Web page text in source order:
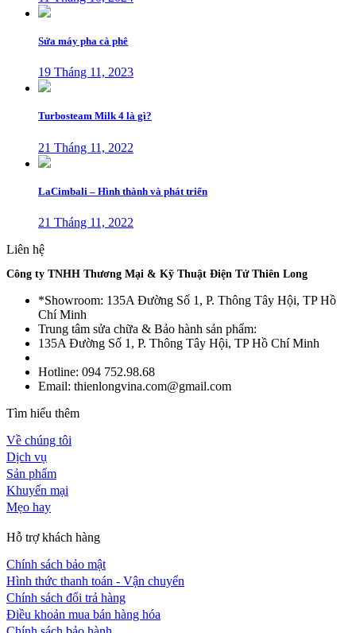
Sửa máy pha cà phê
19 Tháng 11, 2023
Turbosteam Milk 4 là gì?
21 Tháng 11, 2022
LaCimbali – Hình thành và phát triển
21 Tháng 11, 2022
Liên hệ
Công ty TNHH Thương Mại & Kỹ Thuật Điện Tử Thiên Long
*Showroom: 135A Đường Số 1, P. Thông Tây Hội, TP Hồ
Chí Minh
Trung tâm sửa chữa & Bảo hành sản phẩm:
135A Đường Số 1, P. Thông Tây Hội, TP Hồ Chí Minh
Hotline: 094 752.98.68
Email: thienlongvina.com@gmail.com
Tìm hiểu thêm
Về chúng tôi
Dịch vụ
Sản phẩm
Khuyến mại
Mẹo hay
Hỗ trợ khách hàng
Chính sách bảo mật
Hình thức thanh toán - Vận chuyển
Chính sách đổi trả hàng
Điều khoản mua bán hàng hóa